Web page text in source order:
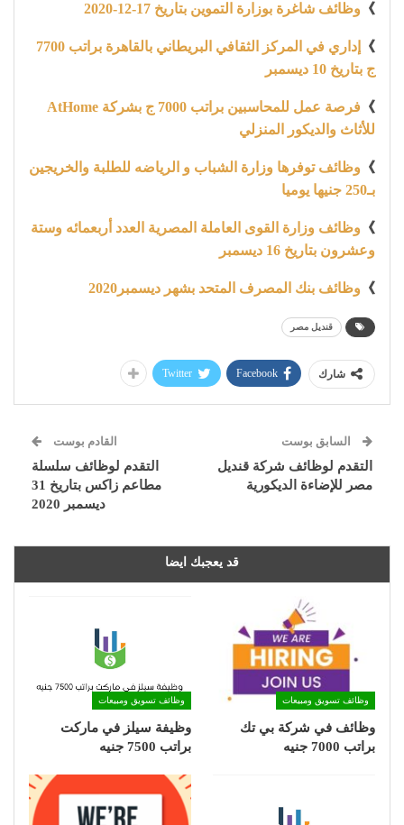
》 وظائف شاغرة بوزارة التموين بتاريخ 17-12-2020
》
إداري في المركز الثقافي البريطاني بالقاهرة براتب 7700
ج بتاريخ 10 ديسمبر
》
فرصة عمل للمحاسبين براتب 7000 ج بشركة AtHome
للأثاث والديكور المنزلي
》 وظائف توفرها وزارة الشباب و الرياضه للطلبة والخريجين
بـ250 جنيها يوميا
》 وظائف وزارة القوى العاملة المصرية العدد أربعمائه وستة
وعشرون بتاريخ 16 ديسمبر
》 وظائف بنك المصرف المتحد بشهر ديسمبر2020
قنديل مصر
شارك Facebook
Twitter
السابق بوست
التقدم لوظائف شركة قنديل
مصر للإضاءة الديكورية
القادم بوست
التقدم لوظائف سلسلة
مطاعم زاكس بتاريخ 31
ديسمبر 2020
قد يعجبك ايضا
وظائف تسويق ومبيعات
وظائف في شركة بي تك
براتب 7000 جنيه
وظائف تسويق ومبيعات
وظيفة سيلز في ماركت
براتب 7500 جنيه